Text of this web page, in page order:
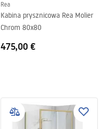
Rea
Kabina prysznicowa Rea Molier
Chrom 80x80
475,00 €